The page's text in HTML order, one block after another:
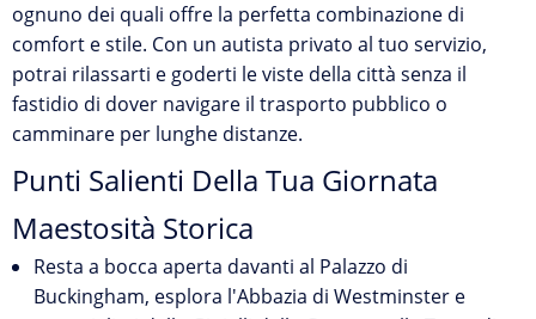
ognuno dei quali offre la perfetta combinazione di
comfort e stile. Con un autista privato al tuo servizio,
potrai rilassarti e goderti le viste della città senza il
fastidio di dover navigare il trasporto pubblico o
camminare per lunghe distanze.
Punti Salienti Della Tua Giornata
Maestosità Storica
Resta a bocca aperta davanti al Palazzo di
Buckingham, esplora l'Abbazia di Westminster e